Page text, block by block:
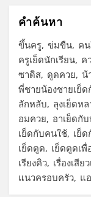
คำค้นหา
ขึ้นครู ข่มขืน ค
ครูเย็ดนักเรียน
ค
ซาดิส
ดูดควย น้
พี่ชายน้องชายเย็ด
ลักหลับ
ลุงเย็ดห
อมควย
อาเย็ดกั
เย็ดกับคนใช้
เย็
เย็ดตูด
เย็ดตูดเพื่
เรียงคิว
เรื่องเสีย
แนวครอบครัว
แ